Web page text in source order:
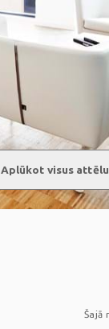
Aplūkot visus
Šajā